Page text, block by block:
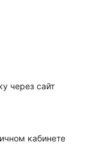
через сайт
кабинете